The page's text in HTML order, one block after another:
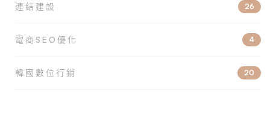
連結建設 26
電商SEO優化 4
韓國數位行銷 20